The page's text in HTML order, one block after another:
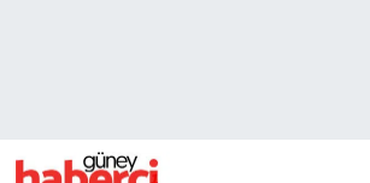
Beyoğlu Trafik Yoğunluk Haritası